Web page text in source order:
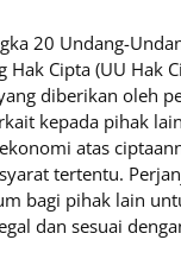
20 Undang-
Hak Cipta (UU Hak
diberikan oleh
kepada pihak
atas
tertentu.
bagi pihak lain
dan sesuai